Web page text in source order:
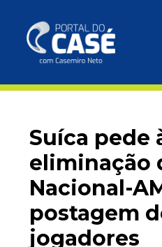
Suíca pede
eliminação
Nacional-
postagem
jogadores